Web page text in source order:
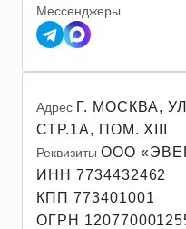
Мессенджеры
Адрес Г. МОСКВА,
СТР.1А, ПОМ. XIII
Реквизиты ООО
ИНН 7734432462
КПП 773401001
ОГРН